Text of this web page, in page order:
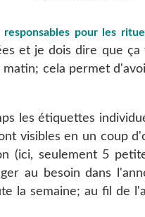
responsables pour les
et je dois dire que
cela permet
les étiquettes
visibles en un coup
(ici, seulement 5
au besoin dans
la semaine; au fil de